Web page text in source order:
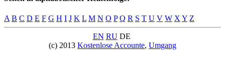
A B C D E F G H I J K L M N O P Q R S T U V W X Y Z
EN RUDE
(c) 2013 Kostenlose Accounte, Umgang